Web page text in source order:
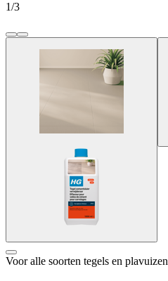
1/3
Voor alle soorten tegels en plavuizen